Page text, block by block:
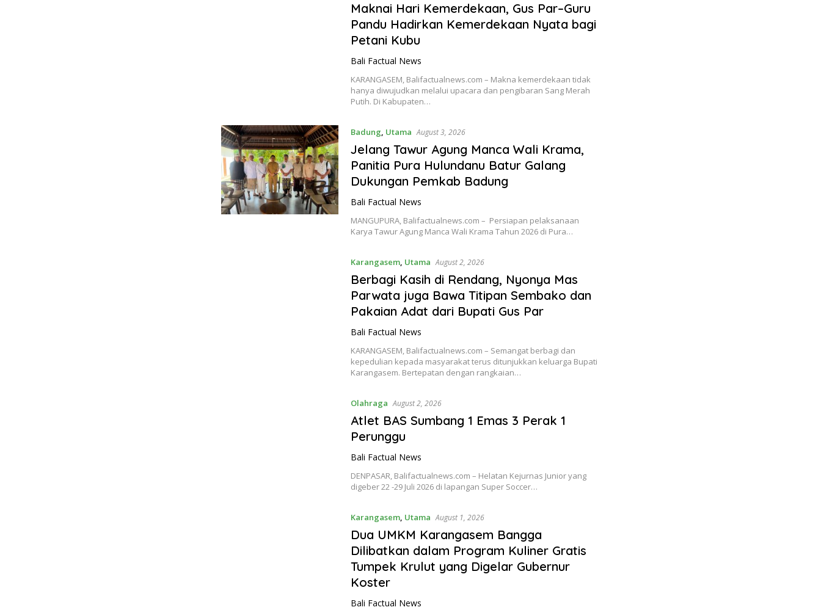
Maknai Hari Kemerdekaan, Gus Par–Guru
Pandu Hadirkan Kemerdekaan Nyata bagi
Petani Kubu
Bali Factual News
KARANGASEM, Balifactualnews.com – Makna kemerdekaan tidak
hanya diwujudkan melalui upacara dan pengibaran Sang Merah
Putih. Di Kabupaten…
Badung, Utama August 3, 2026
Jelang Tawur Agung Manca Wali Krama,
Panitia Pura Hulundanu Batur Galang
Dukungan Pemkab Badung
Bali Factual News
MANGUPURA, Balifactualnews.com – Persiapan pelaksanaan
Karya Tawur Agung Manca Wali Krama Tahun 2026 di Pura…
Karangasem, Utama August 2, 2026
Berbagi Kasih di Rendang, Nyonya Mas
Parwata juga Bawa Titipan Sembako dan
Pakaian Adat dari Bupati Gus Par
Bali Factual News
KARANGASEM, Balifactualnews.com – Semangat berbagi dan
kepedulian kepada masyarakat terus ditunjukkan keluarga Bupati
Karangasem. Bertepatan dengan rangkaian…
Olahraga August 2, 2026
Atlet BAS Sumbang 1 Emas 3 Perak 1
Perunggu
Bali Factual News
DENPASAR, Balifactualnews.com – Helatan Kejurnas Junior yang
digeber 22 -29 Juli 2026 di lapangan Super Soccer…
Karangasem, Utama August 1, 2026
Dua UMKM Karangasem Bangga
Dilibatkan dalam Program Kuliner Gratis
Tumpek Krulut yang Digelar Gubernur
Koster
Bali Factual News